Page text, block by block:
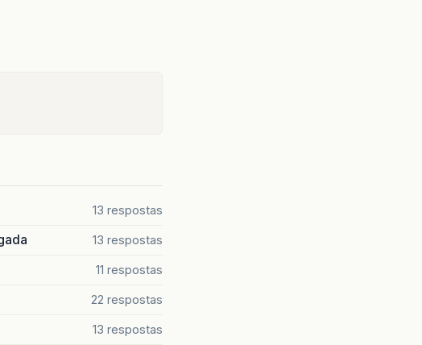
13 respostas
13 respostas
11 respostas
22 respostas
13 respostas